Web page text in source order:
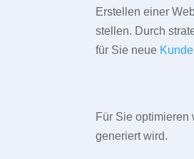
Erstellen einer
stellen. Durch
für Sie neue
Für Sie
generiert wird.